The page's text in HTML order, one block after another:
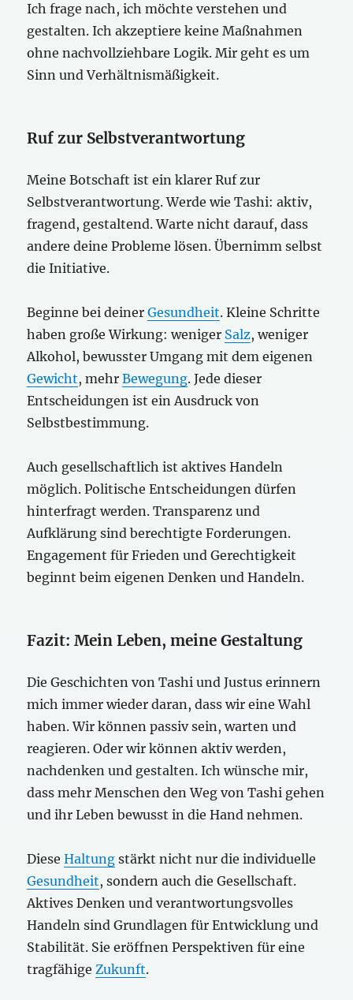
Ich frage nach, ich möchte verstehen und
gestalten. Ich akzeptiere keine Maßnahmen
ohne nachvollziehbare Logik. Mir geht es um
Sinn und Verhältnismäßigkeit.
Ruf zur Selbstverantwortung
Meine Botschaft ist ein klarer Ruf zur
Selbstverantwortung. Werde wie Tashi: aktiv,
fragend, gestaltend. Warte nicht darauf, dass
andere deine Probleme lösen. Übernimm selbst
die Initiative.
Beginne bei deinerGesundheit. Kleine Schritte
haben große Wirkung: weniger Salz, weniger
Alkohol, bewusster Umgang mit dem eigenen
Gewicht, mehrBewegung. Jede dieser
Entscheidungen ist ein Ausdruck von
Selbstbestimmung.
Auch gesellschaftlich ist aktives Handeln
möglich. Politische Entscheidungen dürfen
hinterfragt werden. Transparenz und
Aufklärung sind berechtigte Forderungen.
Engagement für Frieden und Gerechtigkeit
beginnt beim eigenen Denken und Handeln.
Fazit: Mein Leben, meine Gestaltung
Die Geschichten von Tashi und Justus erinnern
mich immer wieder daran, dass wir eine Wahl
haben. Wir können passiv sein, warten und
reagieren. Oder wir können aktiv werden,
nachdenken und gestalten. Ich wünsche mir,
dass mehr Menschen den Weg von Tashi gehen
und ihr Leben bewusst in die Hand nehmen.
DieseHaltung stärkt nicht nur die individuelle
Gesundheit, sondern auch die Gesellschaft.
Aktives Denken und verantwortungsvolles
Handeln sind Grundlagen für Entwicklung und
Stabilität. Sie eröffnen Perspektiven für eine
tragfähigeZukunft.